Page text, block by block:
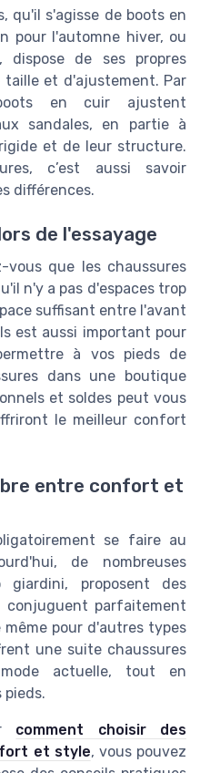
qu'il s'agisse de boots en
pour l'automne hiver, ou
dispose de ses propres
et d'ajustement. Par
en cuir ajustent
sandales, en partie à
et de leur structure.
c’est aussi savoir
différences.
de l'essayage
vous que les chaussures
n'y a pas d'espaces trop
suffisant entre l'avant
est aussi important pour
à vos pieds de
dans une boutique
et soldes peut vous
le meilleur confort
entre confort et
se faire au
de nombreuses
giardini, proposent des
parfaitement
même pour d'autres types
une suite chaussures
actuelle, tout en
comment choisir des
et style, vous pouvez